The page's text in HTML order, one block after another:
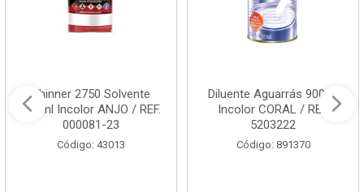
Thinner 2750 Solvente
900ml Incolor ANJO / REF.
000081-23
Código: 43013
Diluente Aguarrás 900ml
Incolor CORAL / REF.
5203222
Código: 891370